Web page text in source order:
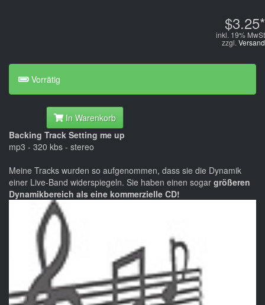
$3.25*
inkl. 19% MwSt
zzgl. Versand
Vorrätig
In Warenkorb
Backing Track Setting me up
mp3 - 320 kbs - stereo
Meine Tracks wurden so aufgenommen, dass sie die Dynamik
einer Live-Band widerspiegeln. Sie haben einen sogar größeren
Dynamikbereich als eine kommerzielle CD!